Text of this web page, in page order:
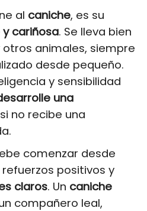
al caniche, es su
cariñosa. Se lleva bien
animales, siempre
desde pequeño.
y sensibilidad
una
si no recibe una
comenzar desde
positivos y
claros. Un caniche
compañero leal,